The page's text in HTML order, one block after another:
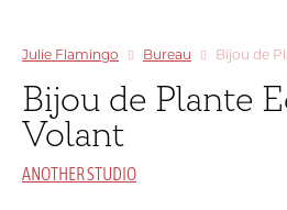
Julie Flamingo Bureau Bijou de
Bijou de Plante
Volant
ANOTHER STUDIO